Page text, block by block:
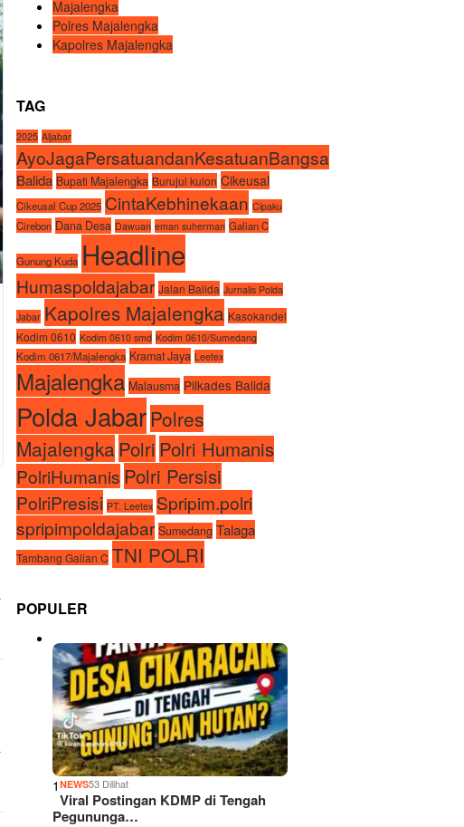
Majalengka
Polres Majalengka
Kapolres Majalengka
TAG
2025 Aljabar
AyoJagaPersatuandanKesatuanBangsa
Balida Bupati Majalengka Burujul kulon Cikeusal
Cikeusal Cup 2025 CintaKebhinekaan Cipaku
Cirebon Dana Desa Dawuan eman suherman Galian C
Gunung Kuda Headline
Humaspoldajabar Jalan Balida Jurnalis Polda
Jabar Kapolres Majalengka Kasokandel
Kodim 0610 Kodim 0610 smd Kodim 0610/Sumedang
Kodim 0617/Majalengka Kramat Jaya Leetex
Majalengka Malausma Pilkades Balida
Polda Jabar Polres
MajalengkaPolri Polri Humanis
PolriHumanis Polri Persisi
PolriPresisi PT. Leetex Spripim.polri
spripimpoldajabar Sumedang Talaga
Tambang Galian C TNI POLRI
POPULER
1NEWS53 Dilihat
Viral Postingan KDMP di Tengah
Pegununga…